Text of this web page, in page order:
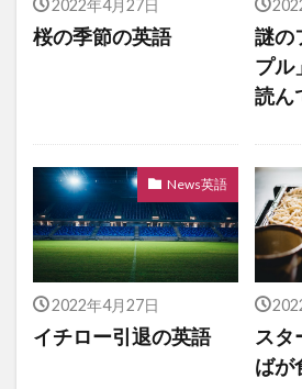
2022年4月27日
桜の季節の英語
謎の
プル
読ん
News英語
2022年4月27日
イチロー引退の英語
スタ
ばが